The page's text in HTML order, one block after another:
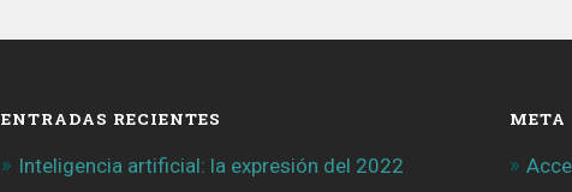
ENTRADAS RECIENTES
Inteligencia artificial: la expresión del 2022
META